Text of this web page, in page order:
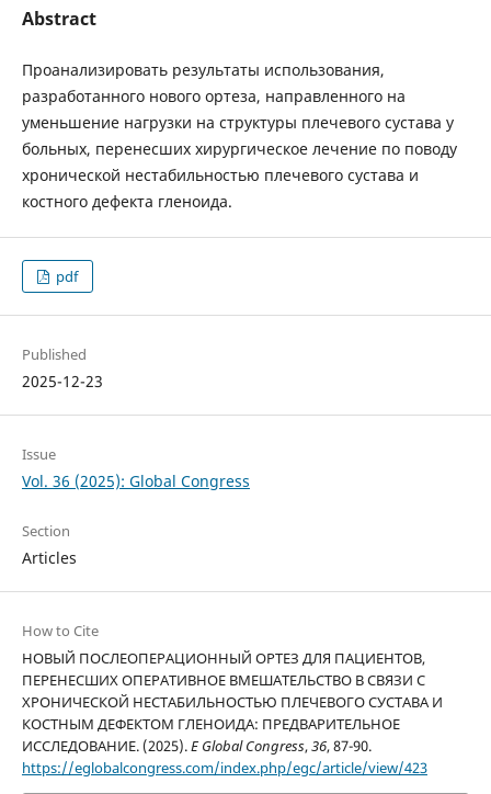
Abstract
Проанализировать результаты использования,
разработанного нового ортеза, направленного на
уменьшение нагрузки на структуры плечевого сустава у
больных, перенесших хирургическое лечение по поводу
хронической нестабильностью плечевого сустава и
костного дефекта гленоида.
pdf
Published
2025-12-23
Issue
Vol. 36 (2025): Global Congress
Section
Articles
How to Cite
НОВЫЙ ПОСЛЕОПЕРАЦИОННЫЙ ОРТЕЗ ДЛЯ ПАЦИЕНТОВ,
ПЕРЕНЕСШИХ ОПЕРАТИВНОЕ ВМЕШАТЕЛЬСТВО В СВЯЗИ С
ХРОНИЧЕСКОЙ НЕСТАБИЛЬНОСТЬЮ ПЛЕЧЕВОГО СУСТАВА И
КОСТНЫМ ДЕФЕКТОМ ГЛЕНОИДА: ПРЕДВАРИТЕЛЬНОЕ
ИССЛЕДОВАНИЕ. (2025).E Global Congress,36, 87-90.
https://eglobalcongress.com/index.php/egc/article/view/423